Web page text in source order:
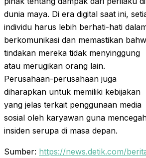
dunia maya. Di era digital saat ini,
individu harus lebih berhati-hati
berkomunikasi dan memastikan
tindakan mereka tidak menyinggung
atau merugikan orang lain.
Perusahaan-perusahaan juga
diharapkan untuk memiliki kebijakan
yang jelas terkait penggunaan media
sosial oleh karyawan guna
insiden serupa di masa depan.
Sumber: https://news.detik.com/